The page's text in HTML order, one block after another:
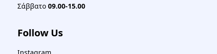
Σάββατο 09.00-15.00
Follow Us